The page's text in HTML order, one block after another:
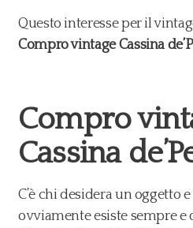
Questo interesse per il
Compro vintage Cassina
Compro
Cassina
C’è chi desidera un oggetto
ovviamente esiste sempre